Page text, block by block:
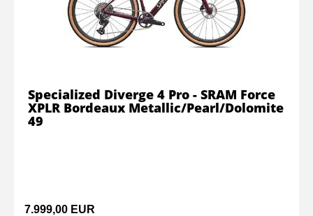
7.999,00 EUR
Specialized Diverge 4 Pro - SRAM Force
XPLR Bordeaux Metallic/Pearl/Dolomite
49